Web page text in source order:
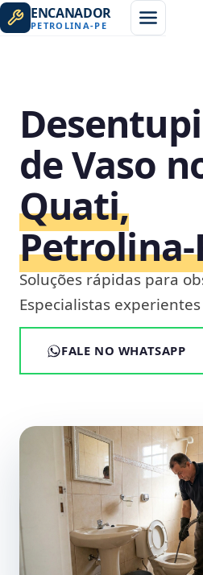
ENCANADOR
PETROLINA-PE
de Vaso
Quati,
Soluções rápidas para
Especialistas
FALE NO WHATSAPP